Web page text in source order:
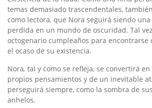
temas demasiado trascendentales,
como lectora, que Nora seguirá siendo
perdida en un mundo de oscuridad. Tal
octogenario cumpleaños para encontrarse
el ocaso de su existencia.
Nora, tal y como se refleja, se convertirá
propios pensamientos y de un inevitable
perseguirá siempre, como la sombra de
anhelos.